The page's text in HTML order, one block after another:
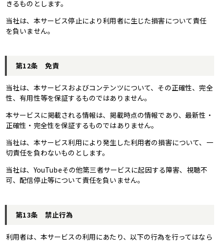
きるものとします。
当社は、本サービス停止により利用者に生じた損害について責任
を負いません。
第12条 免責
当社は、本サービスおよびコンテンツについて、その正確性、完全
性、有用性等を保証するものではありません。
本サービスに掲載される情報は、掲載時点の情報であり、最新性・
正確性・完全性を保証するものではありません。
当社は、本サービス利用により発生した利用者の損害について、一
切責任を負わないものとします。
当社は、YouTubeその他第三者サービスに起因する障害、視聴不
可、配信停止等について責任を負いません。
第13条 禁止行為
利用者は、本サービスの利用にあたり、以下の行為を行ってはなら